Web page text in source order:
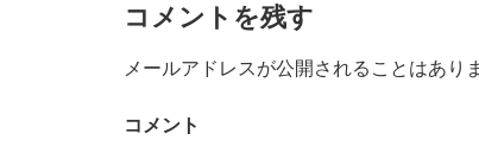
コメントを残す
メールアドレスが公開されることはあり
コメント